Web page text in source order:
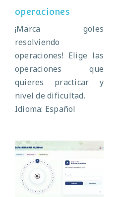
operaciones
¡Marca goles
resolviendo
operaciones! Elige las
operaciones que
quieres practicar y
nivel de dificultad.
Idioma: Español
Pasapalabra del
Mundial